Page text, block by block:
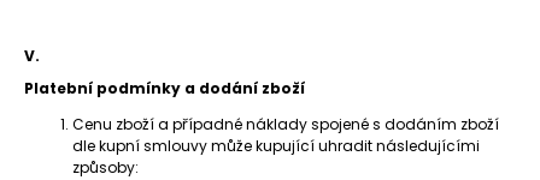
V.
Platební podmínky a dodání zboží
Cenu zboží a případné náklady spojené s dodáním zboží
dle kupní smlouvy může kupující uhradit následujícími
způsoby: